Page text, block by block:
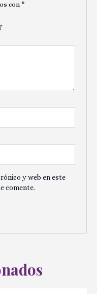
con *
y web en este
comente.